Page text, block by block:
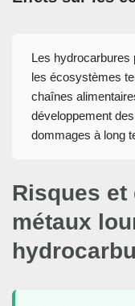
Les hydrocarbures
les écosystèmes
chaînes
développement
dommages à long
Risques et
métaux